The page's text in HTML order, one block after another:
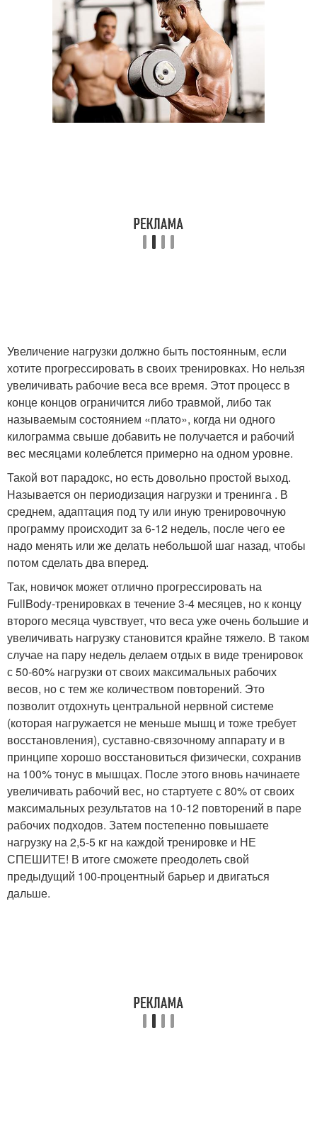
Увеличение нагрузки должно быть постоянным, если
хотите прогрессировать в своих тренировках. Но нельзя
увеличивать рабочие веса все время. Этот процесс в
конце концов ограничится либо травмой, либо так
называемым состоянием «плато», когда ни одного
килограмма свыше добавить не получается и рабочий
вес месяцами колеблется примерно на одном уровне.
Такой вот парадокс, но есть довольно простой выход.
Называется он периодизация нагрузки и тренинга . В
среднем, адаптация под ту или иную тренировочную
программу происходит за 6-12 недель, после чего ее
надо менять или же делать небольшой шаг назад, чтобы
потом сделать два вперед.
Так, новичок может отлично прогрессировать на
FullBody-тренировках в течение 3-4 месяцев, но к концу
второго месяца чувствует, что веса уже очень большие и
увеличивать нагрузку становится крайне тяжело. В таком
случае на пару недель делаем отдых в виде тренировок
с 50-60% нагрузки от своих максимальных рабочих
весов, но с тем же количеством повторений. Это
позволит отдохнуть центральной нервной системе
(которая нагружается не меньше мышц и тоже требует
восстановления), суставно-связочному аппарату и в
принципе хорошо восстановиться физически, сохранив
на 100% тонус в мышцах. После этого вновь начинаете
увеличивать рабочий вес, но стартуете с 80% от своих
максимальных результатов на 10-12 повторений в паре
рабочих подходов. Затем постепенно повышаете
нагрузку на 2,5-5 кг на каждой тренировке и НЕ
СПЕШИТЕ! В итоге сможете преодолеть свой
предыдущий 100-процентный барьер и двигаться
дальше.